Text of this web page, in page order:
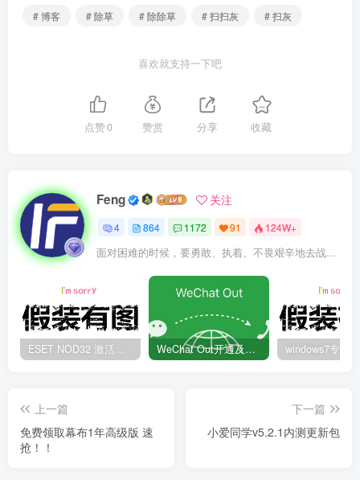
# 博客
# 除草 # 除除草 # 扫扫灰 # 扫灰
喜欢就支持一下吧
点赞0 赞赏 分享 收藏
Feng 关注
4 864 1172 91 124W+
面对困难的时候，要勇敢、执着、不畏艰辛地去战胜它
WeChat Out开通及充值方法
上一篇
免费领取幕布1年高级版 速
抢！！
下一篇
小爱同学v5.2.1内测更新包